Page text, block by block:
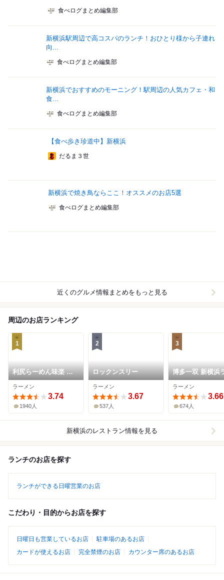
食べログまとめ編集部
新横浜駅周辺で高コスパのランチ！おひとり様から子連れ
向...
食べログまとめ編集部
新横浜でおすすめのモーニング！駅周辺の人気カフェ・和
食...
食べログまとめ編集部
【食べ歩き珍道中】新横浜
だるま３世
新横浜で焼き鳥ならここ！オススメのお店5選
食べログまとめ編集部
近くのグルメ情報まとめをもっと見る
周辺のお店ランキング
1
利尻らーめん味楽 新
横浜ラーメン博物館店
ラーメン
3.74
1940人
2
ロックンスリー
ラーメン
3.67
537人
3
博多一双 新横浜
メン博物館店
ラーメン
3.66
674人
新横浜のレストラン情報を見る
ランチのお店を探す
ランチができる日曜営業のお店
こだわり・目的からお店を探す
日曜日も営業しているお店
駐車場のあるお店
カードが使えるお店
完全禁煙のお店 カウンター席のあるお店